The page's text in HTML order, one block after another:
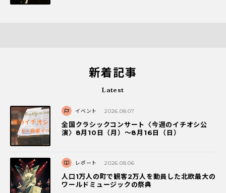
新着記事
Latest
イベント 2026.08.07
全国クラシックコンサート〈今週のイチオシ公
演〉8月10日（月）～8月16日（日）
レポート 2026.08.06
人口1万人の町で観客2万人を動員した北欧最大の
ワールドミュージックの祭典